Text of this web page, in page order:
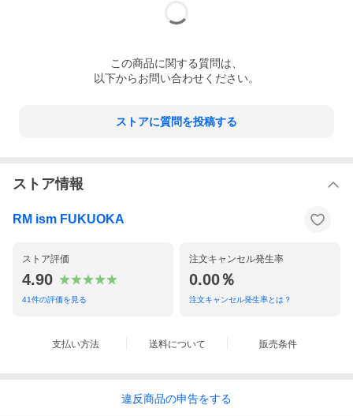
この商品に関する質問は、
以下からお問い合わせください。
ストアに質問を投稿する
ストア情報
RM ism FUKUOKA
ストア評価
4.90
41件の評価を見る
注文キャンセル発生率
0.00％
注文キャンセル発生率とは？
支払い方法 送料について 販売条件
違反商品の申告をする